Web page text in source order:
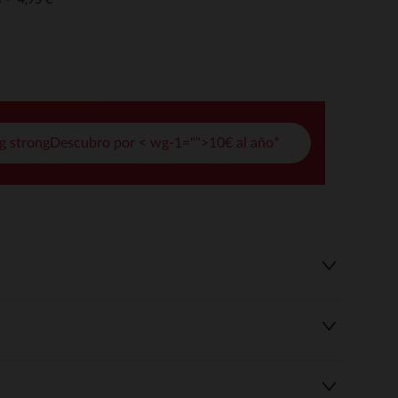
strongDescubro por < wg-1="">10€ al año*